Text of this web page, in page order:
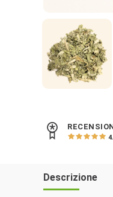
Descrizione